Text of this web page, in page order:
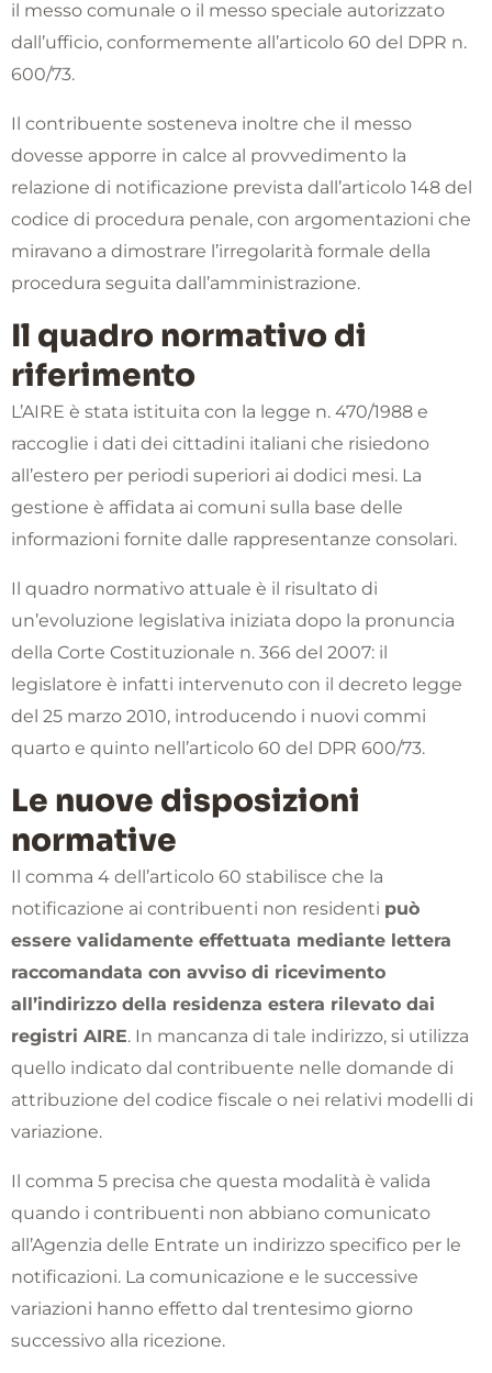
il messo comunale o il messo speciale autorizzato
dall’ufficio, conformemente all’articolo 60 del DPR n.
600/73.
Il contribuente sosteneva inoltre che il messo
dovesse apporre in calce al provvedimento la
relazione di notificazione prevista dall’articolo 148 del
codice di procedura penale, con argomentazioni che
miravano a dimostrare l’irregolarità formale della
procedura seguita dall’amministrazione.
Il quadro normativo di
riferimento
L’AIRE è stata istituita con la legge n. 470/1988 e
raccoglie i dati dei cittadini italiani che risiedono
all’estero per periodi superiori ai dodici mesi. La
gestione è affidata ai comuni sulla base delle
informazioni fornite dalle rappresentanze consolari.
Il quadro normativo attuale è il risultato di
un’evoluzione legislativa iniziata dopo la pronuncia
della Corte Costituzionale n. 366 del 2007: il
legislatore è infatti intervenuto con il decreto legge
del 25 marzo 2010, introducendo i nuovi commi
quarto e quinto nell’articolo 60 del DPR 600/73.
Le nuove disposizioni
normative
Il comma 4 dell’articolo 60 stabilisce che la
notificazione ai contribuenti non residenti può
essere validamente effettuata mediante lettera
raccomandata con avviso di ricevimento
all’indirizzo della residenza estera rilevato dai
registri AIRE. In mancanza di tale indirizzo, si utilizza
quello indicato dal contribuente nelle domande di
attribuzione del codice fiscale o nei relativi modelli di
variazione.
Il comma 5 precisa che questa modalità è valida
quando i contribuenti non abbiano comunicato
all’Agenzia delle Entrate un indirizzo specifico per le
notificazioni. La comunicazione e le successive
variazioni hanno effetto dal trentesimo giorno
successivo alla ricezione.